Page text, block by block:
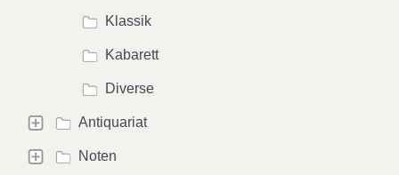
Klassik
Kabarett
Diverse
Antiquariat
Noten